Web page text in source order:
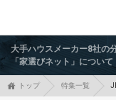
大手ハウスメーカー8社の
「家選びネット」について
トップ 特集一覧